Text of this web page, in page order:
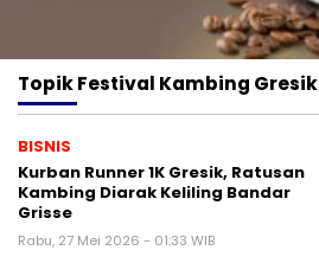
TopikFestival Kambing Gresik
BISNIS
Kurban Runner 1K Gresik, Ratusan
Kambing Diarak Keliling Bandar
Grisse
Rabu, 27 Mei 2026 - 01:33 WIB